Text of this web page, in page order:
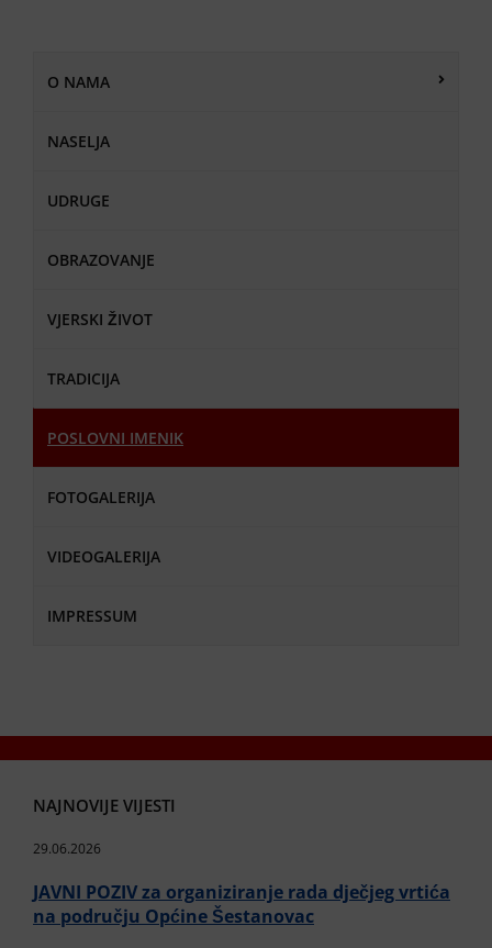
O NAMA
NASELJA
UDRUGE
OBRAZOVANJE
VJERSKI ŽIVOT
TRADICIJA
POSLOVNI IMENIK
FOTOGALERIJA
VIDEOGALERIJA
IMPRESSUM
NAJNOVIJE VIJESTI
29.06.2026
JAVNI POZIV za organiziranje rada dječjeg vrtića
na području Općine Šestanovac